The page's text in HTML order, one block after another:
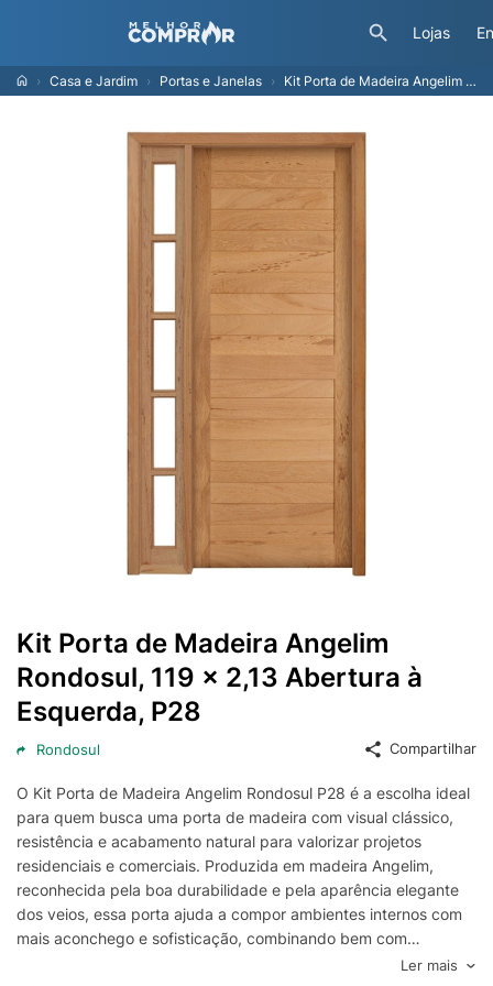
Lojas
Casa e Jardim Portas e Janelas Kit Porta de Madeira Angelim Rondosul, 119 x 2,13 Abertura à Esquerda, P28
Kit Porta de Madeira Angelim
Rondosul, 119 x 2,13 Abertura à
Esquerda, P28
Rondosul Compartilhar
O Kit Porta de Madeira Angelim Rondosul P28 é a escolha ideal
para quem busca uma porta de madeira com visual clássico,
resistência e acabamento natural para valorizar projetos
residenciais e comerciais. Produzida em madeira Angelim,
reconhecida pela boa durabilidade e pela aparência elegante
dos veios, essa porta ajuda a compor ambientes internos com
mais aconchego e sofisticação, combinando bem com
diferentes estilos de decoração, do rústico ao contemporâneo.
Ler mais